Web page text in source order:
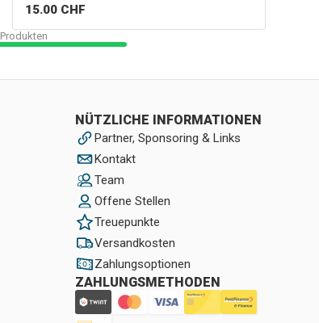
15.00 CHF
Produkten
NÜTZLICHE INFORMATIONEN
Partner, Sponsoring & Links
Kontakt
Team
Offene Stellen
Treuepunkte
Versandkosten
Zahlungsoptionen
ZAHLUNGSMETHODEN